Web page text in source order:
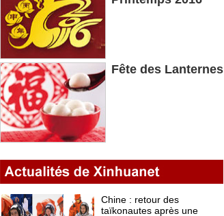
Fête des Lanternes